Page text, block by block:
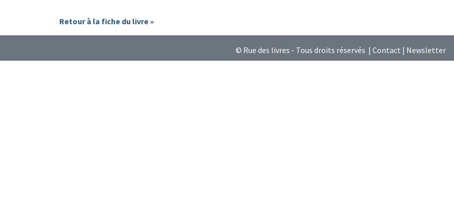
Retour à la fiche du livre »
© Rue des livres - Tous droits réservés | Contact | Newsletter